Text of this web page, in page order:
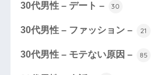
30代男性 – デート – 30
30代男性 – ファッション – 21
30代男性 – モテない原因 – 85